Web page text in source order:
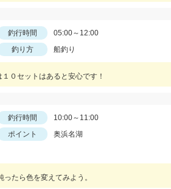
釣行時間
05:00～12:00
釣り方 船釣り
０セットはあると安心です！
釣行時間
10:00～11:00
ポイント
奥浜名湖
たら色を変えてみよう。